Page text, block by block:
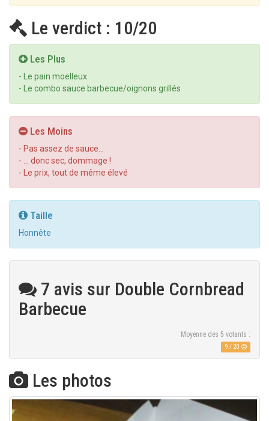
Le verdict : 10/20
Les Plus
- Le pain moelleux
- Le combo sauce barbecue/oignons grillés
Les Moins
- Pas assez de sauce...
- ... donc sec, dommage !
- Le prix, tout de même élevé
Taille
Honnête
7 avis sur Double Cornbread
Barbecue
Moyenne des 5 votants :
9 / 20
Les photos